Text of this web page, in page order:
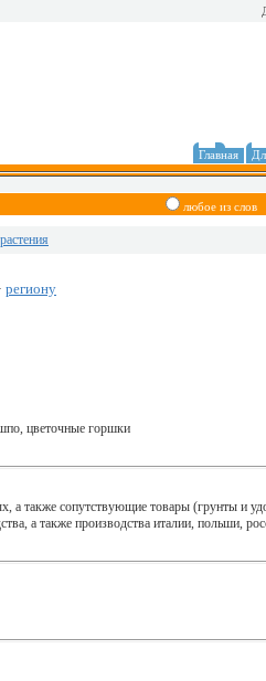
Главная
любое из слов
· региону
цветочные горшки
также сопутствующие товары (грунты и
а также производства италии, польши,